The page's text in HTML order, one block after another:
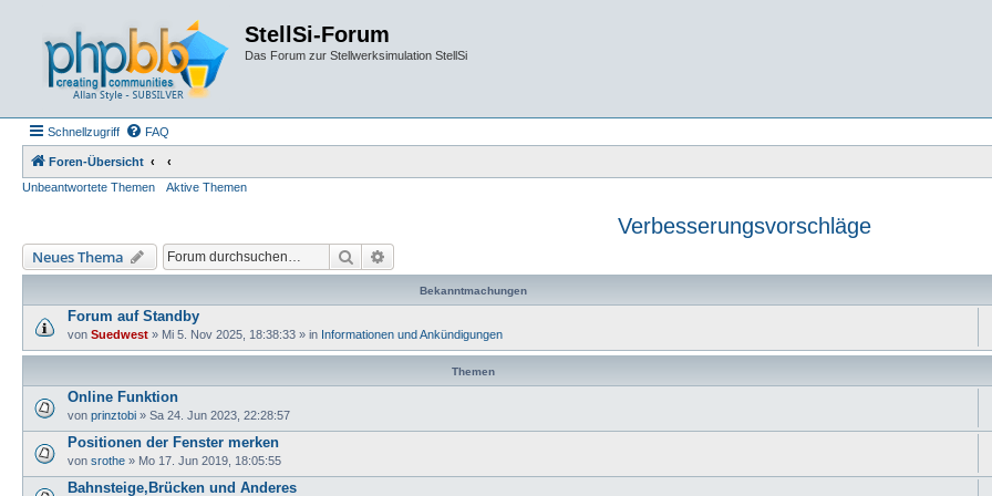
StellSi-Forum
Das Forum zur Stellwerksimulation StellSi
Schnellzugriff FAQ
Foren-Übersicht
Unbeantwortete Themen
Aktive Themen
Verbesserungsvorschläge
Neues Thema Suche
Bekanntmachungen
Forum auf Standby
von Suedwest » Mi 5. Nov 2025, 18:38:33 » in Informationen und Ankündigungen
Themen
Online Funktion
von prinztobi » Sa 24. Jun 2023, 22:28:57
Positionen der Fenster merken
von srothe » Mo 17. Jun 2019, 18:05:55
Bahnsteige,Brücken und Anderes